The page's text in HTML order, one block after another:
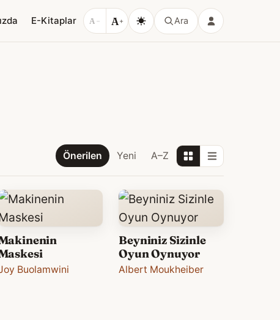
E-Kitaplar A − A+ Ara
Önerilen Yeni A–Z
Buolamwini
Beyniniz Sizinle
Oyun Oynuyor
Albert Moukheiber